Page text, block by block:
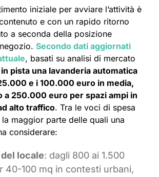
iniziale per avviare l’attività è
e con un rapido ritorno
a seconda della posizione
Secondo dati aggiornati
, basati su analisi di mercato
pista una lavanderia automatica
e i 100.000 euro in media,
a 250.000 euro per spazi ampi in
alto traffico. Tra le voci di spesa
maggior parte delle quali una
considerare:
del locale: dagli 800 ai 1.500
40-100 mq in contesti urbani,